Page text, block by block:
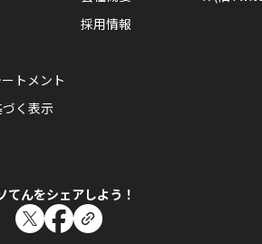
トメント
く表示
採用情報
てんをシェアしよう！